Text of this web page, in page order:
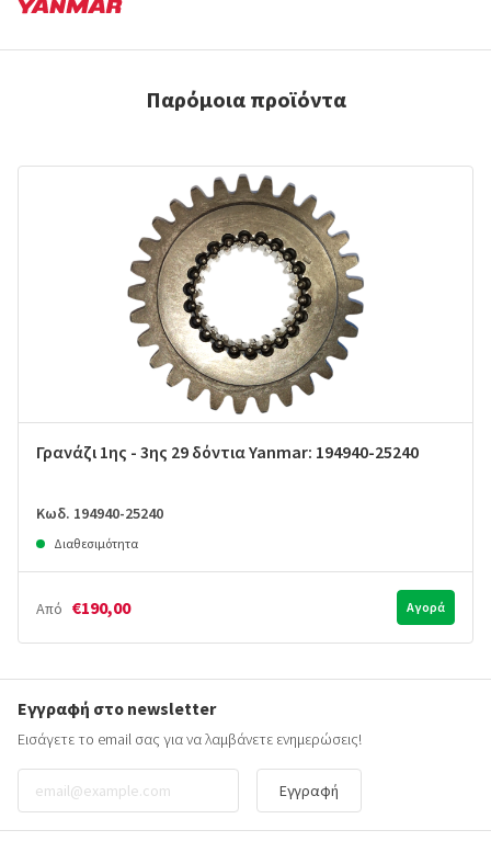
Παρόμοια προϊόντα
Γρανάζι 1ης - 3ης 29 δόντια Yanmar: 194940-25240
Κωδ. 194940-25240
Διαθεσιμότητα
Από €190,00 Αγορά
Εγγραφή στο newsletter
Εισάγετε το email σας για να λαμβάνετε ενημερώσεις!
Εγγραφή